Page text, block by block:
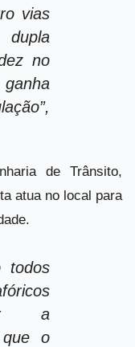
vias
no
de Trânsito,
atua no local para
todos
a
que o